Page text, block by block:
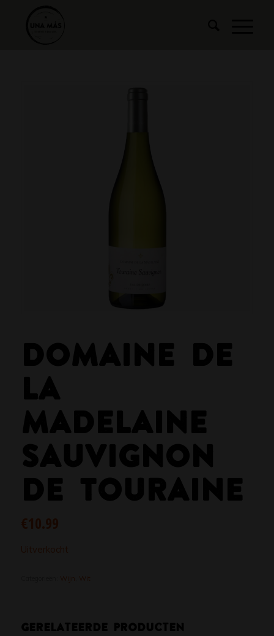
DOMAINE DE
LA
MADELAINE
SAUVIGNON
DE TOURAINE
€10.99
Uitverkocht
Wijn Wit
Gerelateerde producten